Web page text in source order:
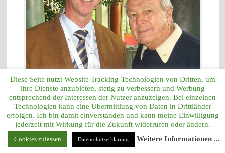
Adriaan A. Straten und Arnold Palmer
Diese Seite nutzt Website Tracking-Technologien von Dritten, um
ihre Dienste anzubieten, stetig zu verbessern und Werbung
entsprechend der Interessen der Nutzer anzuzeigen. Bei einzelnen
Technologien kann eine Übermittlung von Daten in Drittländer
erfolgen. Ich bin damit einverstanden und kann meine Einwilligung
jederzeit mit Wirkung für die Zukunft widerrufen oder ändern.
Cookies zulassen Datenschutzerklärung Weitere Informationen ...